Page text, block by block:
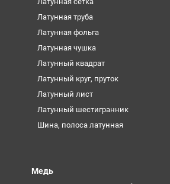
Латунная труба
Латунная фольга
Латунная чушка
Латунный квадрат
Латунный круг, пруток
Латунный лист
Латунный шестигранник
Шина, полоса латунная
Медь